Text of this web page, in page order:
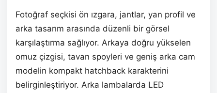
Fotoğraf seçkisi ön ızgara, jantlar, yan profil ve
arka tasarım arasında düzenli bir görsel
karşılaştırma sağlıyor. Arkaya doğru yükselen
omuz çizgisi, tavan spoyleri ve geniş arka cam
modelin kompakt hatchback karakterini
belirginleştiriyor. Arka lambalarda LED